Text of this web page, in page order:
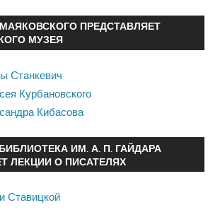
ПРЕДСТАВЛЯЕТ
МУЗЕЯ
Станкевич
Курбановского
Кибасова
ИМ. А. П. ГАЙДАРА
ЛЕКЦИИ О ПИСАТЕЛЯХ
Ставицкой